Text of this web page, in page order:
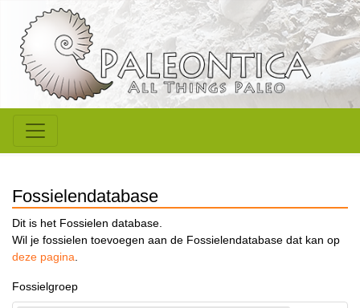
Fossielendatabase
Dit is het Fossielen database.
Wil je fossielen toevoegen aan de Fossielendatabase dat kan op
deze pagina.
Fossielgroep